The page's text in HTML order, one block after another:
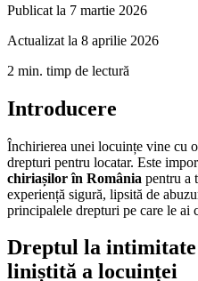
Publicat la 7 martie 2026
Actualizat la 8 aprilie 2026
2 min. timp de lectură
Introducere
Închirierea unei locuințe vine cu
drepturi pentru locatar. Este
chiriașilor în România pentru a
experiență sigură, lipsită de
principalele drepturi pe care le ai
Dreptul la
liniștită a locuinței